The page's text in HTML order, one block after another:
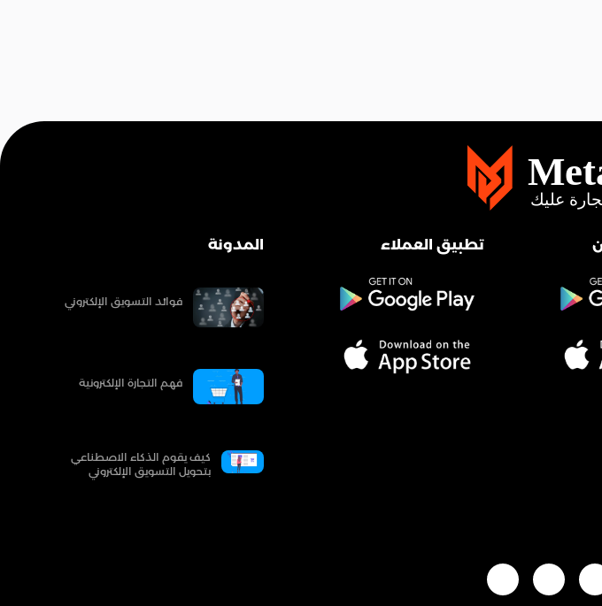
تطبيق العملاء المدونة
فوائد التسويق الإلكتروني
فهم التجارة الإلكترونية
كيف يقوم الذكاء الاصطناعي
بتحويل التسويق الإلكتروني